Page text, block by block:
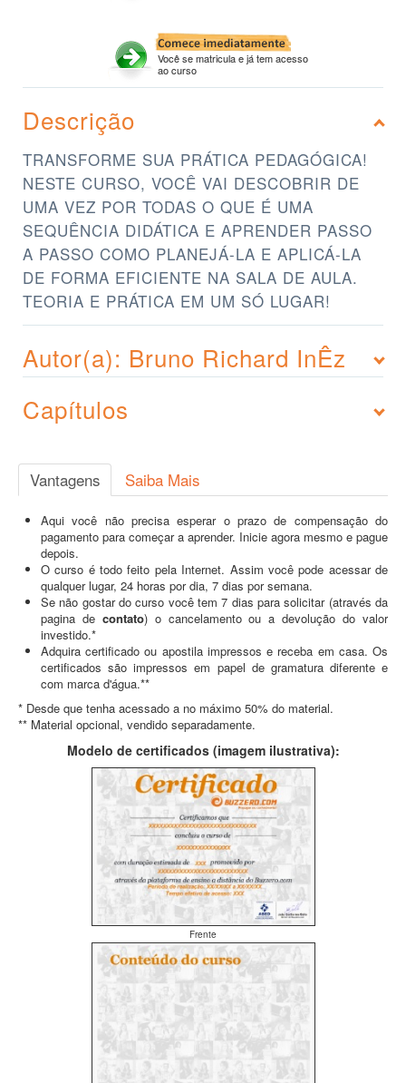
Você se matricula e já tem acesso
ao curso
Descrição
TRANSFORME SUA PRÁTICA PEDAGÓGICA!
NESTE CURSO, VOCÊ VAI DESCOBRIR DE
UMA VEZ POR TODAS O QUE É UMA
SEQUÊNCIA DIDÁTICA E APRENDER PASSO
A PASSO COMO PLANEJÁ-LA E APLICÁ-LA
DE FORMA EFICIENTE NA SALA DE AULA.
TEORIA E PRÁTICA EM UM SÓ LUGAR!
Autor(a): Bruno Richard InÊz
Capítulos
Vantagens Saiba Mais
Aqui você não precisa esperar o prazo de compensação do
pagamento para começar a aprender. Inicie agora mesmo e pague
depois.
O curso é todo feito pela Internet. Assim você pode acessar de
qualquer lugar, 24 horas por dia, 7 dias por semana.
Se não gostar do curso você tem 7 dias para solicitar (através da
pagina de contato) o cancelamento ou a devolução do valor
investido.*
Adquira certificado ou apostila impressos e receba em casa. Os
certificados são impressos em papel de gramatura diferente e
com marca d'água.**
* Desde que tenha acessado a no máximo 50% do material.
** Material opcional, vendido separadamente.
Modelo de certificados (imagem ilustrativa):
Frente